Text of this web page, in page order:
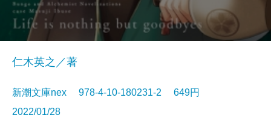
仁木英之／著
新潮文庫nex 978-4-10-180231-2 649円
2022/01/28